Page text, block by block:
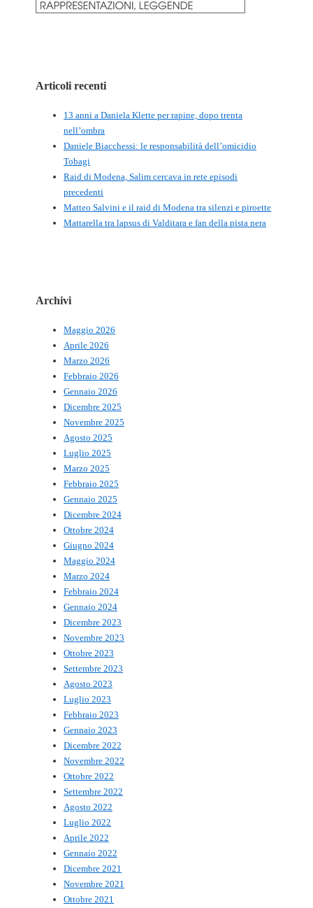
Articoli recenti
13 anni a Daniela Klette per rapine, dopo trenta
nell’ombra
Daniele Biacchessi: le responsabilità dell’omicidio
Tobagi
Raid di Modena, Salim cercava in rete episodi
precedenti
Matteo Salvini e il raid di Modena tra silenzi e piroette
Mattarella tra lapsus di Valditara e fan della pista nera
Archivi
Maggio 2026
Aprile 2026
Marzo 2026
Febbraio 2026
Gennaio 2026
Dicembre 2025
Novembre 2025
Agosto 2025
Luglio 2025
Marzo 2025
Febbraio 2025
Gennaio 2025
Dicembre 2024
Ottobre 2024
Giugno 2024
Maggio 2024
Marzo 2024
Febbraio 2024
Gennaio 2024
Dicembre 2023
Novembre 2023
Ottobre 2023
Settembre 2023
Agosto 2023
Luglio 2023
Febbraio 2023
Gennaio 2023
Dicembre 2022
Novembre 2022
Ottobre 2022
Settembre 2022
Agosto 2022
Luglio 2022
Aprile 2022
Gennaio 2022
Dicembre 2021
Novembre 2021
Ottobre 2021